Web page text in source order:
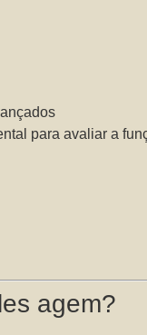
para avaliar a
agem?